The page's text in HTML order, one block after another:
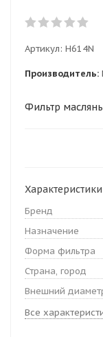
Артикул: H614N
Производитель:
Фильтр
Характеристики
Бренд
Назначение
Форма фильтра
Страна, город
Внешний
Все